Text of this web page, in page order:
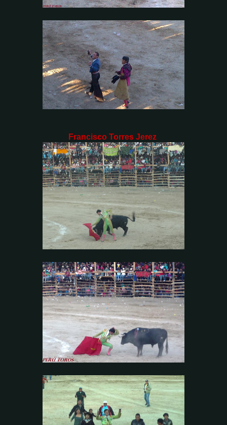
Francisco Torres Jerez